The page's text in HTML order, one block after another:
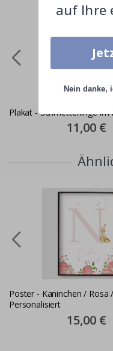
Plakat - Schmetterlinge im
Special
Price
11,00 €
Poster - Kaninchen / Rosa /
Personalisiert
Special
Price
15,00 €
auf Ihre
Nein danke,